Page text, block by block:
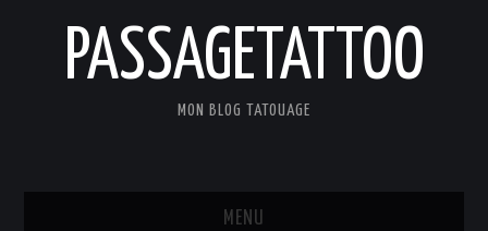
PASSAGETATTOO
MON BLOG TATOUAGE
MENU